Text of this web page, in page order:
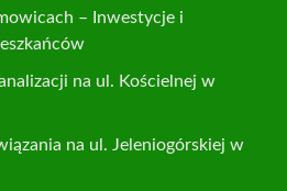
– Inwestycje i
na ul. Kościelnej w
na ul. Jeleniogórskiej w